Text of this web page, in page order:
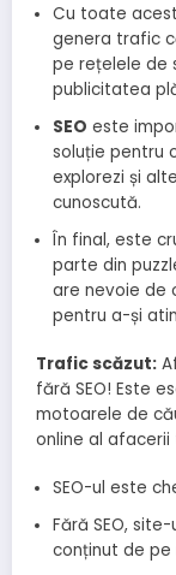
Cu toate
genera trafic
pe rețelele de
publicitatea
SEO este
soluție pentru
explorezi și
cunoscută.
În final, este
parte din
are nevoie de
pentru a-și
Trafic scăzut:
fără SEO! Este
motoarele de
online al afacerii
SEO-ul este
Fără SEO,
conținut de pe